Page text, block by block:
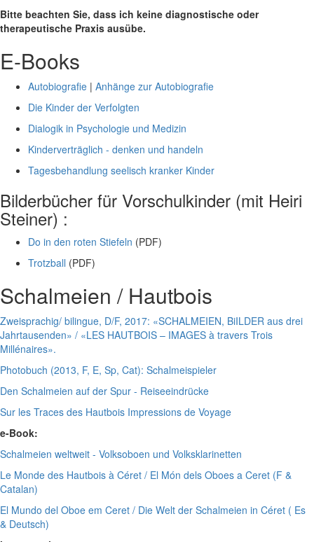
Bitte beachten Sie, dass ich keine diagnostische oder
therapeutische Praxis ausübe.
E-Books
Autobiografie | Anhänge zur Autobiografie
Die Kinder der Verfolgten
Dialogik in Psychologie und Medizin
Kinderverträglich - denken und handeln
Tagesbehandlung seelisch kranker Kinder
Bilderbücher für Vorschulkinder (mit Heiri
Steiner) :
Do in den roten Stiefeln (PDF)
Trotzball (PDF)
Schalmeien / Hautbois
Zweisprachig/ bilingue, D/F, 2017: «SCHALMEIEN, BiILDER aus drei
Jahrtausenden» / «LES HAUTBOIS – IMAGES à travers Trois
Millénaires».
Photobuch (2013, F, E, Sp, Cat): Schalmeispieler
Den Schalmeien auf der Spur - Reiseeindrücke
Sur les Traces des Hautbois Impressions de Voyage
e-Book:
Schalmeien weltweit - Volksoboen und Volksklarinetten
Le Monde des Hautbois à Céret / El Món dels Oboes a Ceret (F &
Catalan)
El Mundo del Oboe em Ceret / Die Welt der Schalmeien in Céret ( Es
& Deutsch)